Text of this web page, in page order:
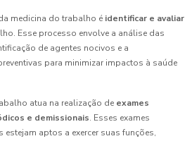
medicina do trabalho é identificar e avaliar
Esse processo envolve a análise das
de agentes nocivos e a
para minimizar impactos à saúde
atua na realização de exames
e demissionais. Esses exames
aptos a exercer suas funções,